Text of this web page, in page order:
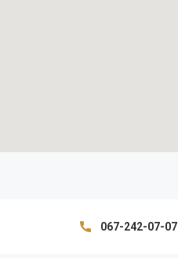
067-242-07-07